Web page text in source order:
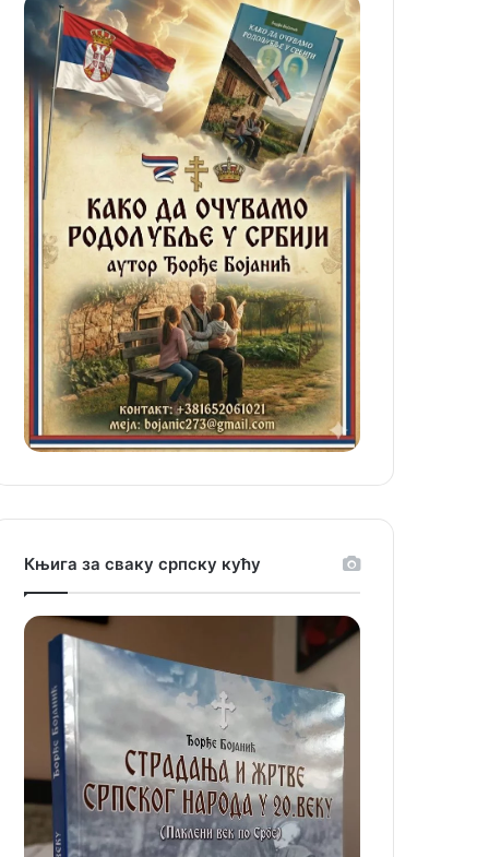
Књига за сваку српску кућу